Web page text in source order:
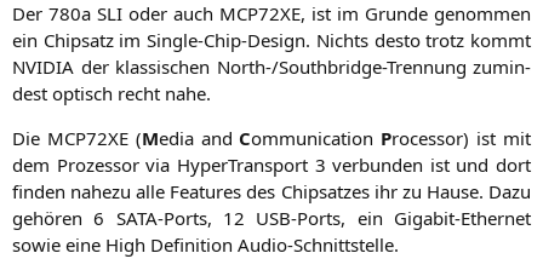
Der 780a SLI oder auch MCP72XE, ist im Grun­de genom­men
ein Chip­satz im Sin­gle-Chip-Design. Nichts des­to trotz kommt
NVIDIA der klas­si­schen North-/South­bridge-Tren­nung zumin­
dest optisch recht nahe.
Die MCP72XE(Media and Commu­ni­ca­ti­on Proces­sor) ist mit
dem Pro­zes­sor via Hyper­Trans­port 3 ver­bun­den ist und dort
fin­den nahe­zu alle Fea­tures des Chip­sat­zes ihr zu Hau­se. Dazu
gehö­ren 6 SATA-Ports, 12 USB-Ports, ein Giga­bit-Ether­net
sowie eine High Defi­ni­ti­on Audio-Schnittstelle.